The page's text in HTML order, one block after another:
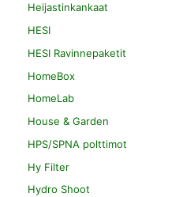
Heijastinkankaat
HESI
HESI Ravinnepaketit
HomeBox
HomeLab
House & Garden
HPS/SPNA polttimot
Hy Filter
Hydro Shoot